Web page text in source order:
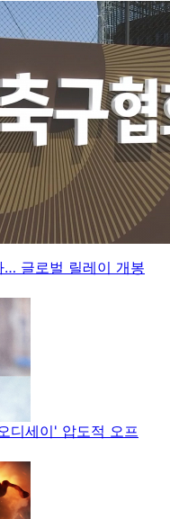
글로벌 릴레이 개봉
디세이' 압도적 오프